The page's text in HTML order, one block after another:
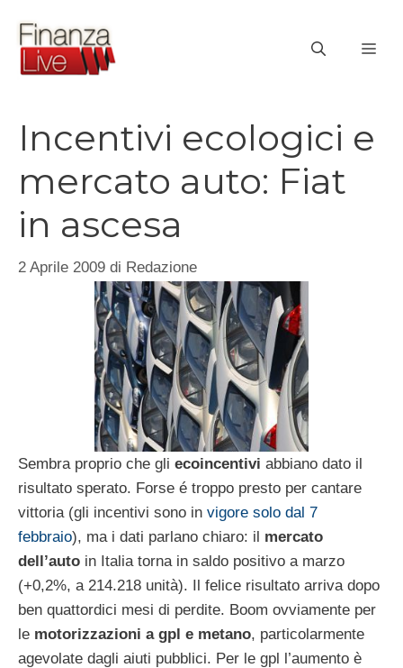
contenuto
Incentivi ecologici e
mercato auto: Fiat
in ascesa
2 Aprile 2009 di Redazione
Sembra proprio che gli ecoincentivi abbiano dato il
risultato sperato. Forse é troppo presto per cantare
vittoria (gli incentivi sono in vigore solo dal 7
febbraio), ma i dati parlano chiaro: il mercato
dell’auto in Italia torna in saldo positivo a marzo
(+0,2%, a 214.218 unità). Il felice risultato arriva dopo
ben quattordici mesi di perdite. Boom ovviamente per
le motorizzazioni a gpl e metano, particolarmente
agevolate dagli aiuti pubblici. Per le gpl l’aumento è